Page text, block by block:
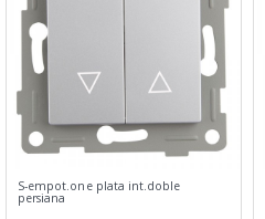
S-empot.one plata int.doble
persiana